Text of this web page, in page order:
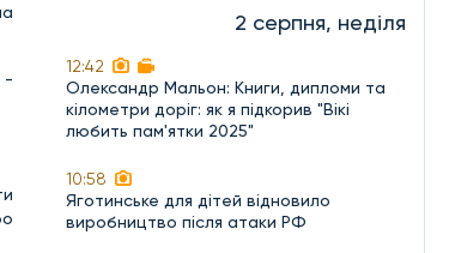
-
2 серпня, неділя
12:42
Олександр Мальон: Книги, дипломи та
кілометри доріг: як я підкорив "Вікі
любить пам'ятки 2025"
10:58
Яготинське для дітей відновило
виробництво після атаки РФ